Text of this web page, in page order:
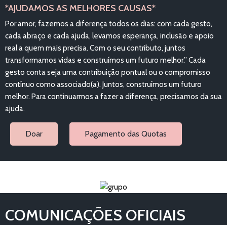
*AJUDAMOS AS MELHORES CAUSAS*
Por amor, fazemos a diferença todos os dias: com cada gesto,
cada abraço e cada ajuda, levamos esperança, inclusão e apoio
real a quem mais precisa. Com o seu contributo, juntos
transformamos vidas e construímos um futuro melhor.” Cada
gesto conta seja uma contribuição pontual ou o compromisso
contínuo como associado(a). Juntos, construímos um futuro
melhor. Para continuarmos a fazer a diferença, precisamos da sua
ajuda.
Doar Pagamento das Quotas
COMUNICAÇÕES OFICIAIS